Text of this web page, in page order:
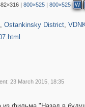
| 800×525| 800×525 W
, Ostankinsky District,
48
23 March 2015, 18:35